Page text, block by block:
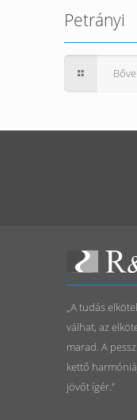
Petrányi
„A tudás
válhat, az
marad. A
kettő
jövőt ígér.”